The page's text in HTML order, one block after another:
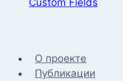
О проекте
Публикации